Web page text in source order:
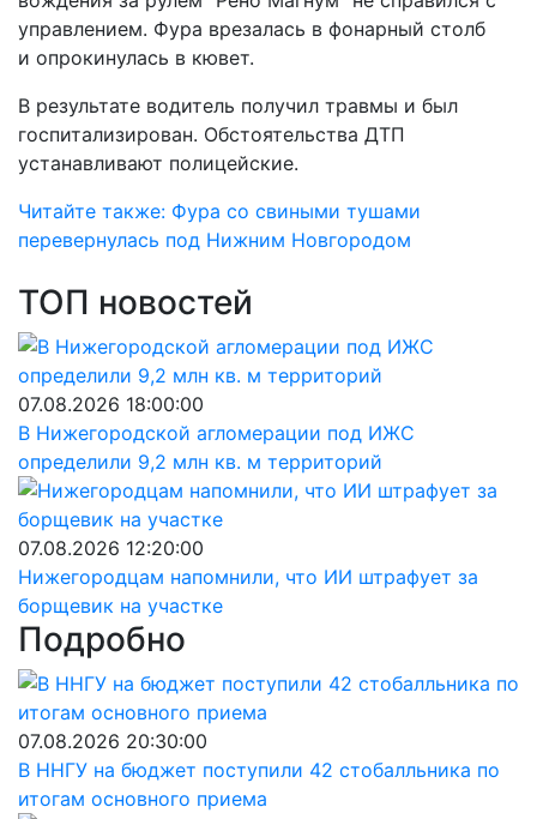
управлением. Фура врезалась в фонарный столб
и опрокинулась в кювет.
В результате водитель получил травмы и был
госпитализирован. Обстоятельства ДТП
устанавливают полицейские.
Читайте также: Фура со свиными тушами
перевернулась под Нижним Новгородом
ТОП новостей
07.08.2026 18:00:00
В Нижегородской агломерации под ИЖС
определили 9,2 млн кв. м территорий
07.08.2026 12:20:00
Нижегородцам напомнили, что ИИ штрафует за
борщевик на участке
Подробно
07.08.2026 20:30:00
В ННГУ на бюджет поступили 42 стобалльника по
итогам основного приема